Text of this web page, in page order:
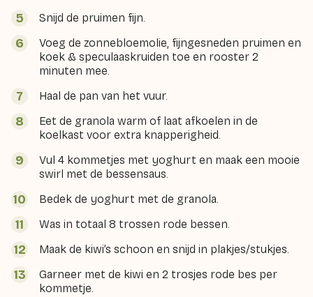
Snijd de pruimen fijn.
Voeg de zonnebloemolie, fijngesneden pruimen en
koek & speculaaskruiden toe en rooster 2
minuten mee.
Haal de pan van het vuur.
Eet de granola warm of laat afkoelen in de
koelkast voor extra knapperigheid.
Vul 4 kommetjes met yoghurt en maak een mooie
swirl met de bessensaus.
Bedek de yoghurt met de granola.
Was in totaal 8 trossen rode bessen.
Maak de kiwi’s schoon en snijd in plakjes/stukjes.
Garneer met de kiwi en 2 trosjes rode bes per
kommetje.